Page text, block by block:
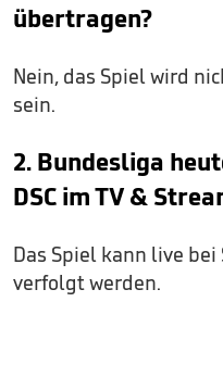
übertragen?
Nein, das Spiel wird
sein.
2. Bundesliga
DSC im TV &
Das Spiel kann live bei
verfolgt werden.